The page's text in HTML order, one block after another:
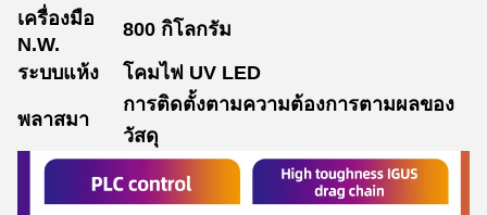
เครื่องมือ
N.W.
800 กิโลกรัม
ระบบแห้ง
โคมไฟ UV LED
พลาสมา
การติดตั้งตามความต้องการตามผลของ
วัสดุ